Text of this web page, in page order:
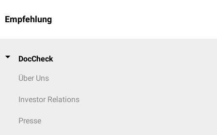
Empfehlung
DocCheck
Über Uns
Investor Relations
Presse